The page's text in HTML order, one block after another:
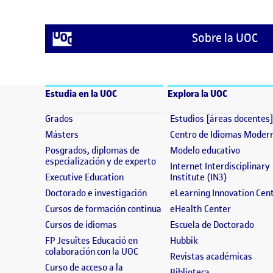
Sobre la UOC
Estudia en la UOC
Grados (se abre en nueva ventana)
Másters (se abre en nueva ventana)
Posgrados, diplomas de
especialización y de experto(se abre en nueva ventana)
Executive Education(se abre en nueva ventana)
Doctorado e investigación(se abre en nueva ventana)
Cursos de formación continua (se abre en nueva ventana)
Cursos de idiomas (se abre en nueva ventana)
FP Jesuïtes Educació en
colaboración con la UOC(se abre en nueva ventana)
Curso de acceso a la
Explora la UOC
Estudios [áreas docentes]
Centro de Idiomas
Modelo educativo(se
Internet Interdisciplinary
Institute (IN3)(se abre
eLearning Innovation
eHealth Center(se abre
Escuela de Doctorado(se
Hubbik(se abre en nueva
Revistas académicas(se